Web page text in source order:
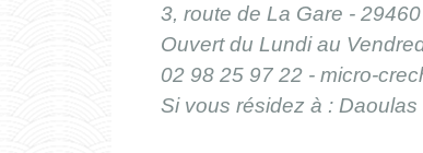
3, route de La Gare -
Ouvert du Lundi au
02 98 25 97 22 - micro-
Si vous résidez à : Daoulas